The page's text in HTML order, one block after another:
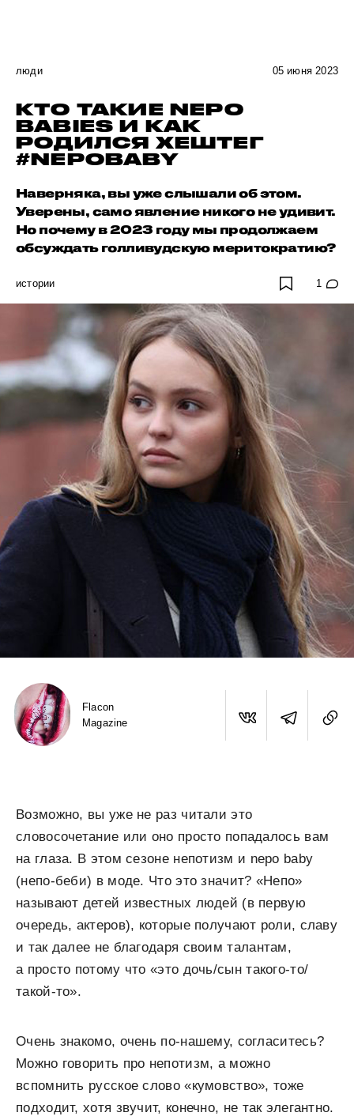
люди 05 июня 2023
КТО ТАКИЕ NEPO
BABIES И КАК
РОДИЛСЯ ХЕШТЕГ
#NEPOBABY
Наверняка, вы уже слышали об этом.
Уверены, само явление никого не удивит.
Но почему в 2023 году мы продолжаем
обсуждать голливудскую меритократию?
истории 1
Flacon
Magazine
Возможно, вы уже не раз читали это
словосочетание или оно просто попадалось вам
на глаза. В этом сезоне непотизм и nepo baby
(непо-беби) в моде. Что это значит? «Непо»
называют детей известных людей (в первую
очередь, актеров), которые получают роли, славу
и так далее не благодаря своим талантам,
а просто потому что «это дочь/сын такого-то/
такой-то».
Очень знакомо, очень по-нашему, согласитесь?
Можно говорить про непотизм, а можно
вспомнить русское слово «кумовство», тоже
подходит, хотя звучит, конечно, не так элегантно.